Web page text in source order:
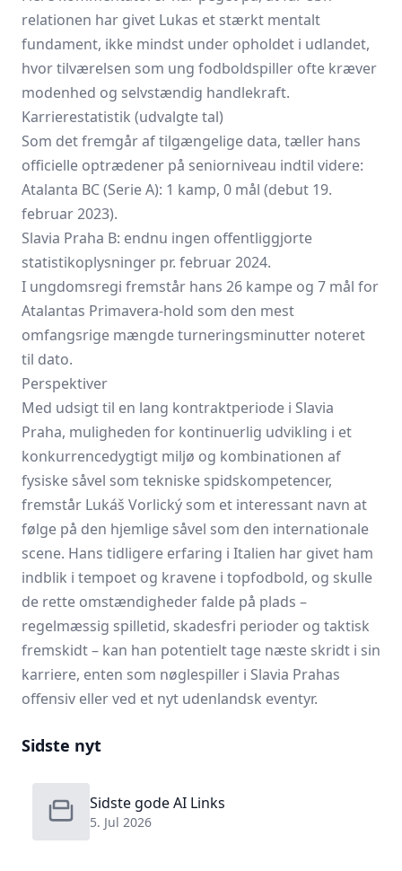
relationen har givet Lukas et stærkt mentalt
fundament, ikke mindst under opholdet i udlandet,
hvor tilværelsen som ung fodboldspiller ofte kræver
modenhed og selvstændig handlekraft.
Karrierestatistik (udvalgte tal)
Som det fremgår af tilgængelige data, tæller hans
officielle optrædener på seniorniveau indtil videre:
Atalanta BC (Serie A): 1 kamp, 0 mål (debut 19.
februar 2023).
Slavia Praha B: endnu ingen offentliggjorte
statistikoplysninger pr. februar 2024.
I ungdomsregi fremstår hans 26 kampe og 7 mål for
Atalantas Primavera-hold som den mest
omfangsrige mængde turneringsminutter noteret
til dato.
Perspektiver
Med udsigt til en lang kontraktperiode i Slavia
Praha, muligheden for kontinuerlig udvikling i et
konkurrencedygtigt miljø og kombinationen af
fysiske såvel som tekniske spidskompetencer,
fremstår Lukáš Vorlický som et interessant navn at
følge på den hjemlige såvel som den internationale
scene. Hans tidligere erfaring i Italien har givet ham
indblik i tempoet og kravene i topfodbold, og skulle
de rette omstændigheder falde på plads –
regelmæssig spilletid, skadesfri perioder og taktisk
fremskidt – kan han potentielt tage næste skridt i sin
karriere, enten som nøglespiller i Slavia Prahas
offensiv eller ved et nyt udenlandsk eventyr.
Sidste nyt
Sidste gode AI Links
5. Jul 2026